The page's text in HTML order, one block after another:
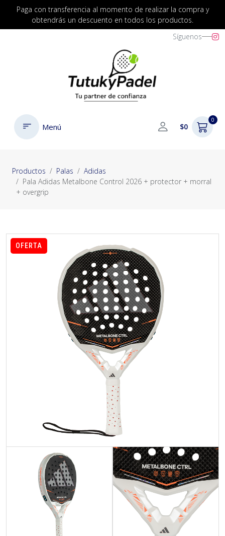
Paga con transferencia al momento de realizar la compra y
obtendrás un descuento en todos los productos.
Síguenos
Menú $0
0
Productos Palas
Adidas
Pala Adidas Metalbone Control 2026 + protector + morral
+ overgrip
OFERTA